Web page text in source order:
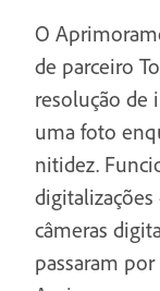
O
de parceiro
resolução de
uma foto
nitidez.
câmeras
passaram